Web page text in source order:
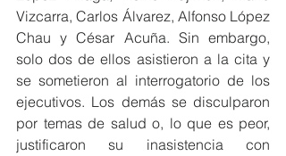
Vizcarra, Carlos Álvarez, Alfonso López
Chau y César Acuña. Sin embargo,
solo dos de ellos asistieron a la cita y
se sometieron al interrogatorio de los
ejecutivos. Los demás se disculparon
por temas de salud o, lo que es peor,
justificaron su inasistencia con